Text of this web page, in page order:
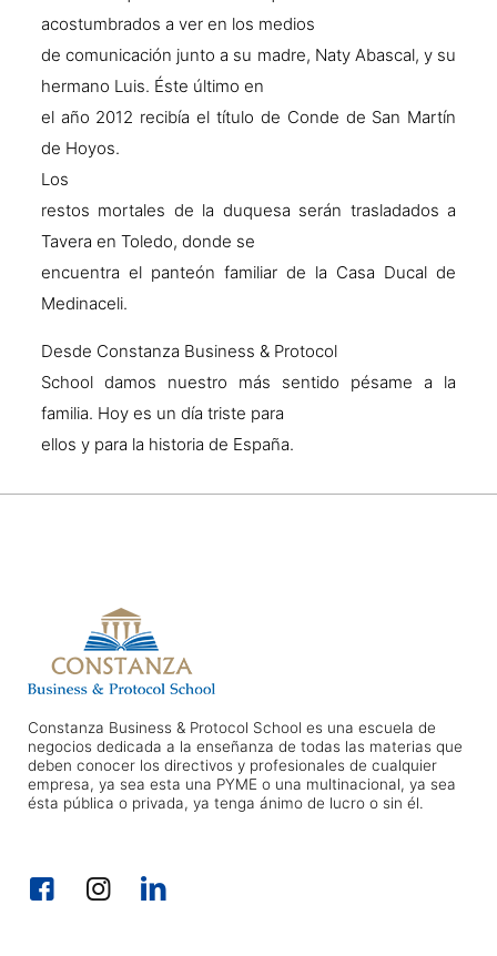
acostumbrados a ver en los medios
de comunicación junto a su madre, Naty Abascal, y su
hermano Luis. Éste último en
el año 2012 recibía el título de Conde de San Martín
de Hoyos.
Los
restos mortales de la duquesa serán trasladados a
Tavera en Toledo, donde se
encuentra el panteón familiar de la Casa Ducal de
Medinaceli.
Desde Constanza Business & Protocol
School damos nuestro más sentido pésame a la
familia. Hoy es un día triste para
ellos y para la historia de España.
Constanza Business & Protocol School es una escuela de
negocios dedicada a la enseñanza de todas las materias que
deben conocer los directivos y profesionales de cualquier
empresa, ya sea esta una PYME o una multinacional, ya sea
ésta pública o privada, ya tenga ánimo de lucro o sin él.